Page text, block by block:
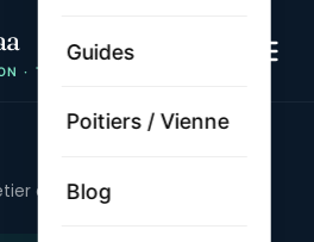
· TRAJECTOIRE
Guides
Poitiers / Vienne
Blog
qui recrute